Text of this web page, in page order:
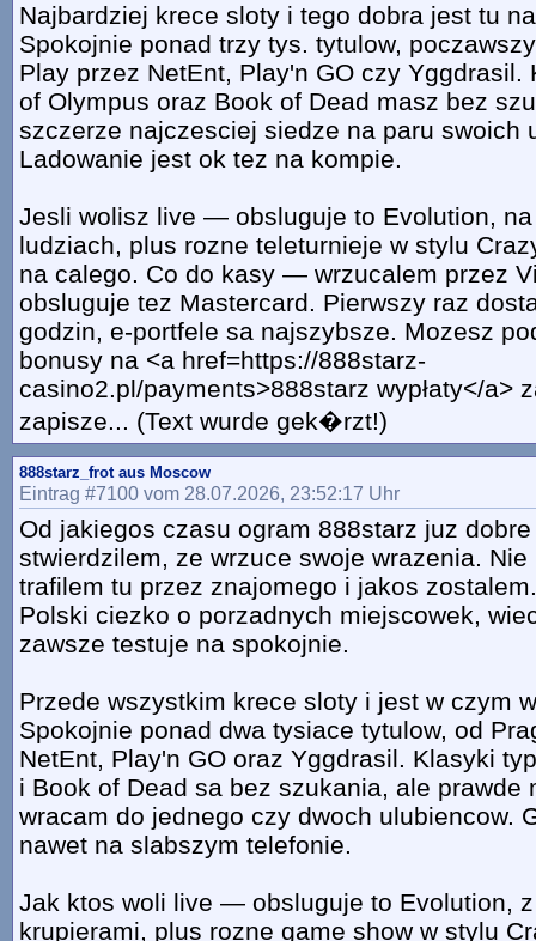
Najbardziej krece sloty i tego dobra jest tu
Spokojnie ponad trzy tys. tytulow,
Play przez NetEnt, Play'n GO czy Yggdrasil.
of Olympus oraz Book of Dead masz bez
szczerze najczesciej siedze na paru swoich
Ladowanie jest ok tez na kompie.
Jesli wolisz live — obsluguje to Evolution,
ludziach, plus rozne teleturnieje w stylu
na calego. Co do kasy — wrzucalem przez
obsluguje tez Mastercard. Pierwszy raz
godzin, e-portfele sa najszybsze. Mozesz
bonusy na <a href=https://888starz-
casino2.pl/payments>888starz wypłaty</a>
zapisze... (Text wurde gek�rzt!)
888starz_frot aus Moscow
Eintrag #7100 vom 28.07.2026, 23:52:17 Uhr
Od jakiegos czasu ogram 888starz juz
stwierdzilem, ze wrzuce swoje wrazenia.
trafilem tu przez znajomego i jakos
Polski ciezko o porzadnych miejscowek,
zawsze testuje na spokojnie.
Przede wszystkim krece sloty i jest w czym
Spokojnie ponad dwa tysiace tytulow, od
NetEnt, Play'n GO oraz Yggdrasil. Klasyki
i Book of Dead sa bez szukania, ale prawde
wracam do jednego czy dwoch ulubiencow.
nawet na slabszym telefonie.
Jak ktos woli live — obsluguje to Evolution,
krupierami, plus rozne game show w stylu